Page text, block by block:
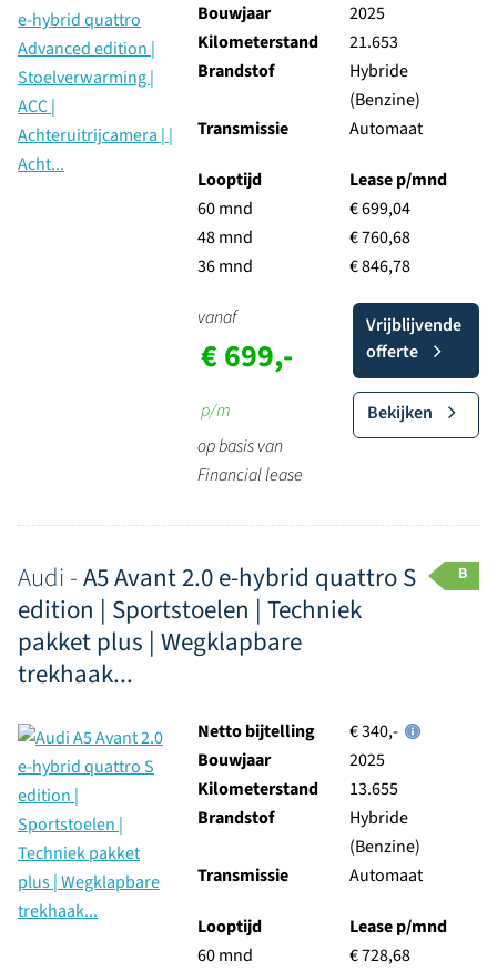
Bouwjaar
2025
Kilometerstand
21.653
Brandstof
Hybride
(Benzine)
Transmissie
Automaat
Looptijd
60 mnd
48 mnd
36 mnd
Lease p/mnd
€ 699,04
€ 760,68
€ 846,78
vanaf
€ 699,-
p/m
op basis van
Financial lease
Vrijblijvende
offerte
Bekijken
Audi -A5 Avant 2.0 e-hybrid quattro S
edition | Sportstoelen | Techniek
pakket plus | Wegklapbare
trekhaak...
B
Netto bijtelling
€ 340,-
Bouwjaar
2025
Kilometerstand
13.655
Brandstof
Hybride
(Benzine)
Transmissie
Automaat
Looptijd
60 mnd
Lease p/mnd
€ 728,68